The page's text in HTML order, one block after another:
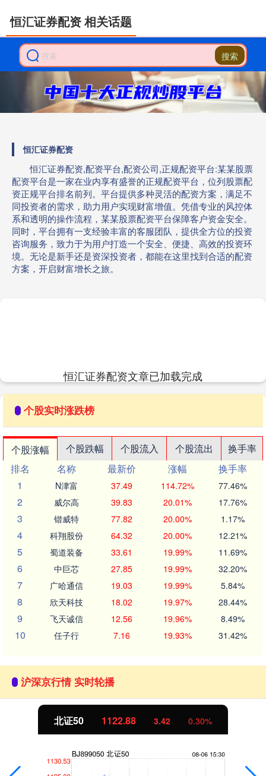
搜索
恒汇证券配资
恒汇证券配资,配资平台,配资公司,正规配资平台:某某股票
配资平台是一家在业内享有盛誉的正规配资平台，位列股票配
资正规平台排名前列。平台提供多种灵活的配资方案，满足不
同投资者的需求，助力用户实现财富增值。凭借专业的风控体
系和透明的操作流程，某某股票配资平台保障客户资金安全。
同时，平台拥有一支经验丰富的客服团队，提供全方位的投资
咨询服务，致力于为用户打造一个安全、便捷、高效的投资环
境。无论是新手还是资深投资者，都能在这里找到合适的配资
方案，开启财富增长之旅。
恒汇证券配资 相关话题
恒汇证券配资文章已加载完成
个股实时涨跌榜
个股涨幅 个股跌幅 个股流入 个股流出
换手率
排名
名称 最新价 涨幅
换手率
1
N津富 37.49 114.72% 77.46%
2 威尔高 39.83 20.01% 17.76%
3 锴威特 77.82 20.00% 1.17%
4 科翔股份 64.32 20.00% 12.21%
5 蜀道装备 33.61 19.99% 11.69%
6 中巨芯 27.85 19.99% 32.20%
7 广哈通信 19.03 19.99% 5.84%
8 欣天科技 18.02 19.97% 28.44%
9 飞天诚信 12.56 19.96% 8.49%
10 任子行 7.16 19.93% 31.42%
沪深京行情 实时轮播
北证50 1122.88 3.42 0.30%